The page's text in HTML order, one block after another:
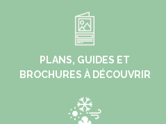
PLANS, GUIDES ET
BROCHURES À DÉCOUVRIR